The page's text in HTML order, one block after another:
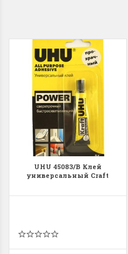
UHU 45083/B Клей
универсальный Craft